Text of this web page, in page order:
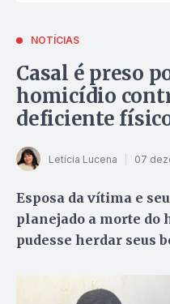
NOTÍCIAS
Casal é preso
homicídio
deficiente
Letícia Lucena 07
Esposa da vítima e
planejado a morte do
pudesse herdar seus